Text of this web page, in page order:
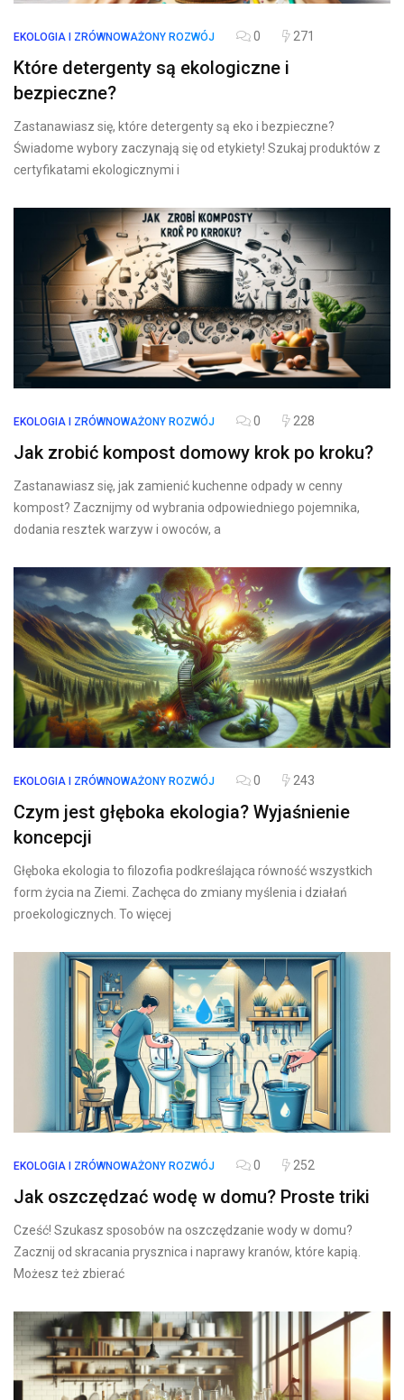
EKOLOGIA I ZRÓWNOWAŻONY ROZWÓJ 0 271
Które detergenty są ekologiczne i
bezpieczne?
Zastanawiasz się, które detergenty są eko i bezpieczne?
Świadome wybory zaczynają się od etykiety! Szukaj produktów z
certyfikatami ekologicznymi i
EKOLOGIA I ZRÓWNOWAŻONY ROZWÓJ 0 228
Jak zrobić kompost domowy krok po kroku?
Zastanawiasz się, jak zamienić kuchenne odpady w cenny
kompost? Zacznijmy od wybrania odpowiedniego pojemnika,
dodania resztek warzyw i owoców, a
EKOLOGIA I ZRÓWNOWAŻONY ROZWÓJ 0 243
Czym jest głęboka ekologia? Wyjaśnienie
koncepcji
Głęboka ekologia to filozofia podkreślająca równość wszystkich
form życia na Ziemi. Zachęca do zmiany myślenia i działań
proekologicznych. To więcej
EKOLOGIA I ZRÓWNOWAŻONY ROZWÓJ 0 252
Jak oszczędzać wodę w domu? Proste triki
Cześć! Szukasz sposobów na oszczędzanie wody w domu?
Zacznij od skracania prysznica i naprawy kranów, które kapią.
Możesz też zbierać